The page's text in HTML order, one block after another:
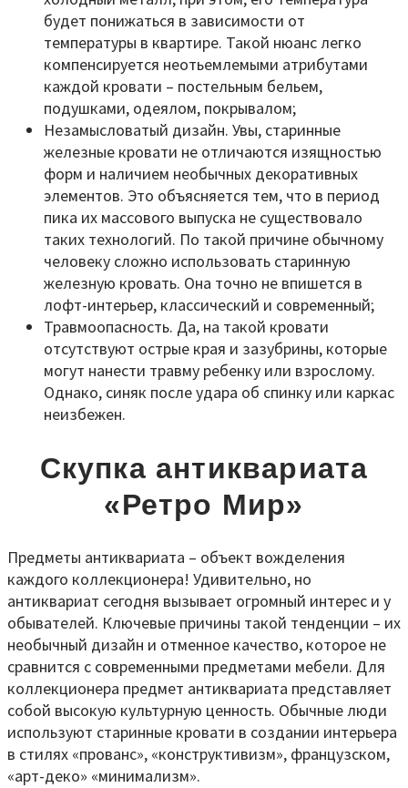
будет понижаться в зависимости от
температуры в квартире. Такой нюанс легко
компенсируется неотьемлемыми атрибутами
каждой кровати – постельным бельем,
подушками, одеялом, покрывалом;
Незамысловатый дизайн. Увы, старинные
железные кровати не отличаются изящностью
форм и наличием необычных декоративных
элементов. Это объясняется тем, что в период
пика их массового выпуска не существовало
таких технологий. По такой причине обычному
человеку сложно использовать старинную
железную кровать. Она точно не впишется в
лофт-интерьер, классический и современный;
Травмоопасность. Да, на такой кровати
отсутствуют острые края и зазубрины, которые
могут нанести травму ребенку или взрослому.
Однако, синяк после удара об спинку или каркас
неизбежен.
Скупка антиквариата
«Ретро Мир»
Предметы антиквариата – объект вожделения
каждого коллекционера! Удивительно, но
антиквариат сегодня вызывает огромный интерес и у
обывателей. Ключевые причины такой тенденции – их
необычный дизайн и отменное качество, которое не
сравнится с современными предметами мебели. Для
коллекционера предмет антиквариата представляет
собой высокую культурную ценность. Обычные люди
используют старинные кровати в создании интерьера
в стилях «прованс», «конструктивизм», французском,
«арт-деко» «минимализм».